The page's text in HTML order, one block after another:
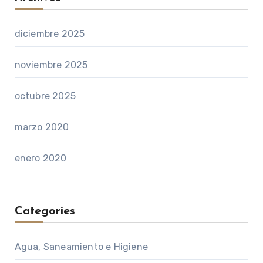
diciembre 2025
noviembre 2025
octubre 2025
marzo 2020
enero 2020
Categories
Agua, Saneamiento e Higiene